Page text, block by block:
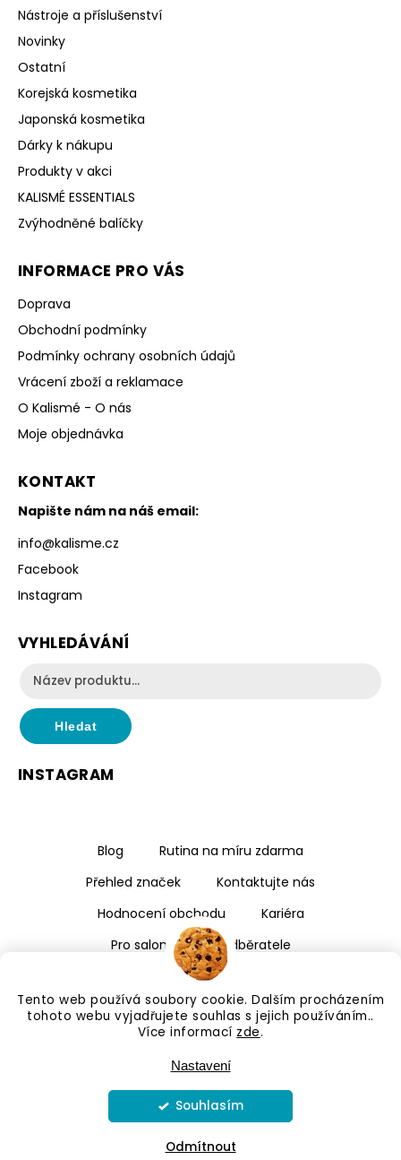
Tento web používá soubory cookie. Dalším procházením
tohoto webu vyjadřujete souhlas s jejich používáním..
Více informací zde.
Nastavení
Odmítnout
Souhlasím
Nástroje a příslušenství
Novinky
Ostatní
Korejská kosmetika
Japonská kosmetika
Dárky k nákupu
Produkty v akci
KALISMÉ ESSENTIALS
Zvýhodněné balíčky
INFORMACE PRO VÁS
Doprava
Obchodní podmínky
Podmínky ochrany osobních údajů
Vrácení zboží a reklamace
O Kalismé - O nás
Moje objednávka
KONTAKT
Napište nám na náš email:
info@kalisme.cz
Facebook
Instagram
VYHLEDÁVÁNÍ
Hledat
INSTAGRAM
Blog
Rutina na míru zdarma
Přehled značek
Kontaktujte nás
Hodnocení obchodu
Kariéra
Pro salony a velkoodběratele
Copyright 2026Kalismé. Všechna práva vyhrazena.
Upravit nastavení cookies